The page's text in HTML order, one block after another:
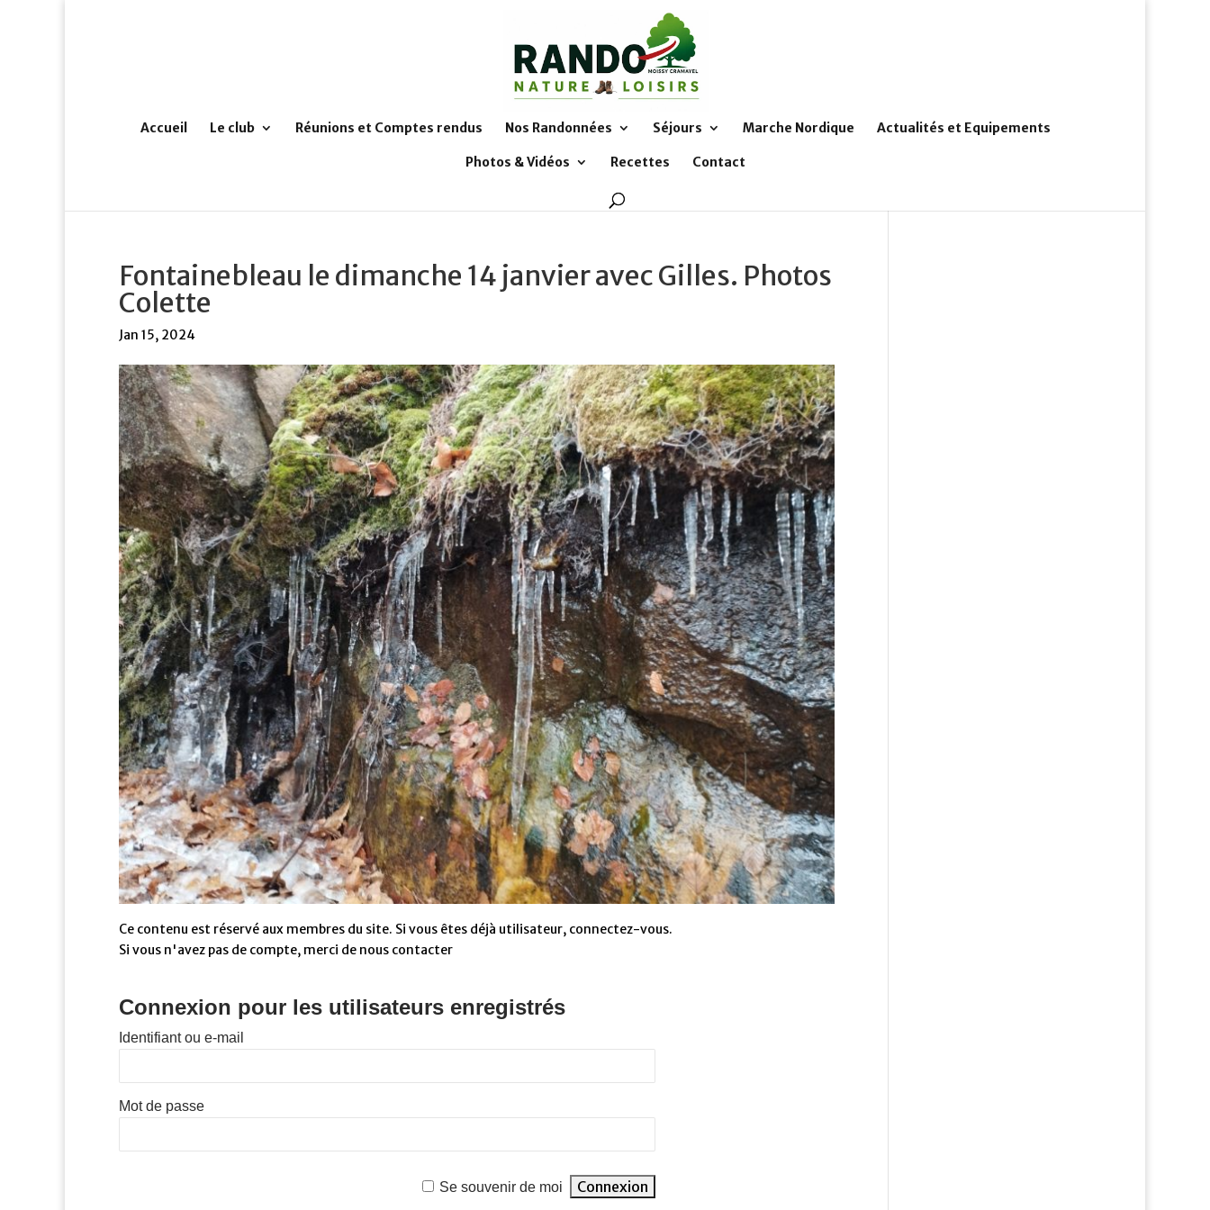
Accueil Le club Réunions et Comptes rendus Nos Randonnées Séjours Marche Nordique Actualités et Equipements
Photos & Vidéos Recettes Contact
Fontainebleau le dimanche 14 janvier avec Gilles. Photos
Colette
Jan 15, 2024
Ce contenu est réservé aux membres du site. Si vous êtes déjà utilisateur, connectez-vous.
Si vous n'avez pas de compte, merci de nous contacter
Connexion pour les utilisateurs enregistrés
Identifiant ou e-mail
Mot de passe
Se souvenir de moi